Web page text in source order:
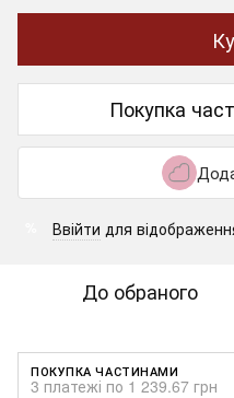
Покупка
Ввійти для
До обраного
ПОКУПКА ЧАСТИНАМИ
3 платежі по 1 239.67 грн